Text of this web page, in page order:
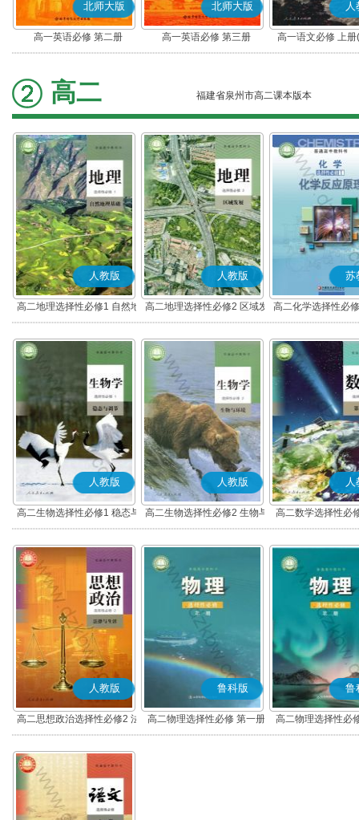
北师大版
高一英语必修 第二册
北师大版
高一英语必修 第三册
人
高一语文必修 上
高二 福建省泉州市高二课本版本
人教版
高二地理选择性必修1 自然地
理基础
人教版
高二地理选择性必修2 区域发
展
苏
高二化学选择性必
应原理
人教版
高二生物选择性必修1 稳态与
调节
人教版
高二生物选择性必修2 生物与
环境
人
高二数学选择性必
(A版)
人教版
高二思想政治选择性必修2 法
律与生活(部编版)
鲁科版
高二物理选择性必修 第一册
鲁
高二物理选择性必